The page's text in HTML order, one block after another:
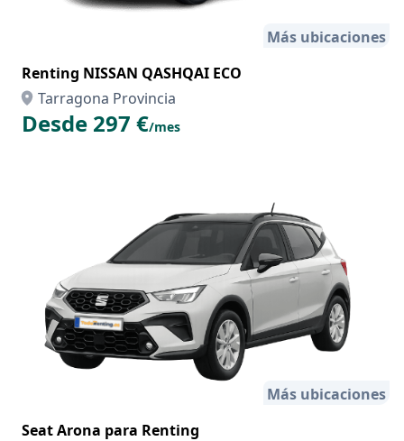
Más ubicaciones
Renting NISSAN QASHQAI ECO
Tarragona Provincia
Desde 297 €/mes
Más ubicaciones
Seat Arona para Renting